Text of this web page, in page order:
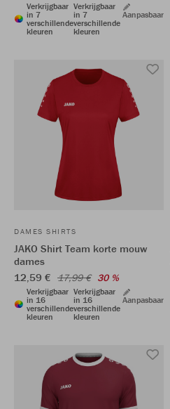
Verkrijgbaar
in 7
verschillende
kleuren
Verkrijgbaar
in 7
verschillende
kleuren
Aanpasbaar
DAMES SHIRTS
JAKO Shirt Team korte mouw
dames
12,59 € 17,99 € 30 %
Verkrijgbaar
in 16
verschillende
kleuren
Verkrijgbaar
in 16
verschillende
kleuren
Aanpasbaar